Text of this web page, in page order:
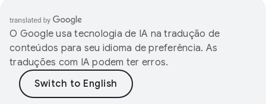
O Google usa tecnologia de IA na tradução de
conteúdos para seu idioma de preferência. As
traduções com IA podem ter erros.